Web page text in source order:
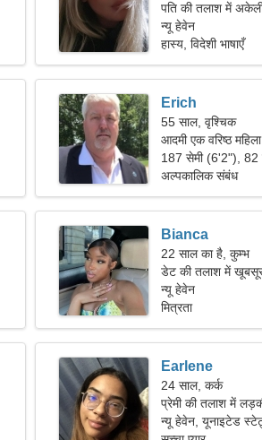
पति की तलाश में
न्यू हेवेन
हास्य, विदेशी भाषाएँ
Erich
55 साल, वृश्चिक
आदमी एक वरिष्ठ
187 सेमी (6'2"), 82
अल्पकालिक संबंध
Bianca
22 साल का है, कुम्भ
डेट की तलाश में
न्यू हेवेन
मित्रता
Earlene
24 साल, कर्क
प्रेमी की तलाश में
न्यू हेवेन, यूनाइटेड